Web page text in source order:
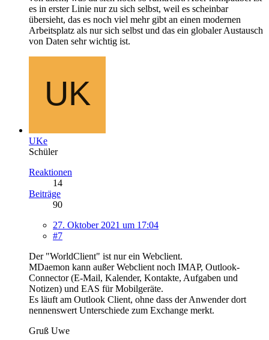
es in erster Linie nur zu sich selbst, weil es scheinbar
übersieht, das es noch viel mehr gibt an einen modernen
Arbeitsplatz als nur sich selbst und das ein globaler Austausch
von Daten sehr wichtig ist.
UKe
Schüler
Reaktionen
14
Beiträge
90
27. Oktober 2021 um 17:04
#7
Der "WorldClient" ist nur ein Webclient.
MDaemon kann außer Webclient noch IMAP, Outlook-
Connector (E-Mail, Kalender, Kontakte, Aufgaben und
Notizen) und EAS für Mobilgeräte.
Es läuft am Outlook Client, ohne dass der Anwender dort
nennenswert Unterschiede zum Exchange merkt.
Gruß Uwe